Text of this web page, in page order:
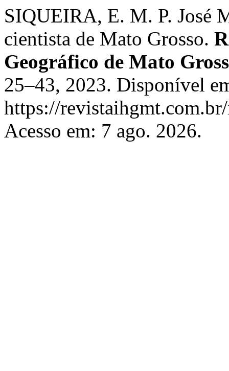
SIQUEIRA, E. M. P. José
cientista de Mato Grosso.
Geográfico de Mato
25–43, 2023. Disponível
https://
Acesso em: 7 ago. 2026.